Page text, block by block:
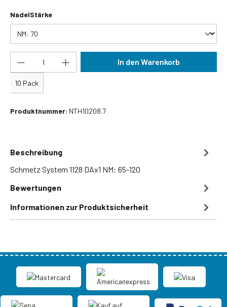
NadelStärkeauswählen
Produkt Anzahl: Gib den gewünschten Wert
10 Pack
In den Warenkorb
Produktnummer: NTH10208.7
Beschreibung
Schmetz System 1128 DAx1 NM: 65-120
Bewertungen
Informationen zur Produktsicherheit